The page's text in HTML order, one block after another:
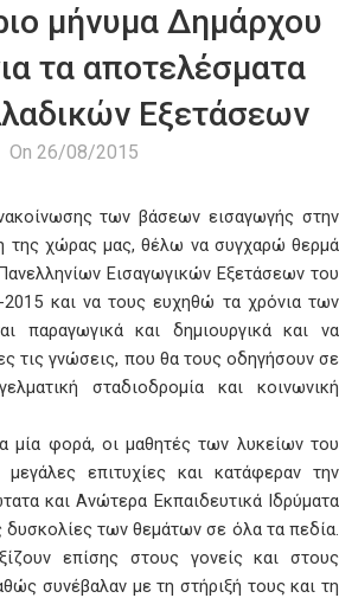
μήνυμα Δημάρχου
τα αποτελέσματα
Εξετάσεων
On 26/08/2015
των βάσεων εισαγωγής στην
της χώρας μας, θέλω να συγχαρώ θερμά
Εισαγωγικών Εξετάσεων του
2015 και να τους ευχηθώ τα χρόνια των
παραγωγικά και δημιουργικά και να
τις γνώσεις, που θα τους οδηγήσουν σε
σταδιοδρομία και κοινωνική
μία φορά, οι μαθητές των λυκείων του
επιτυχίες και κατάφεραν την
και Ανώτερα Εκπαιδευτικά Ιδρύματα
των θεμάτων σε όλα τα πεδία.
επίσης στους γονείς και στους
συνέβαλαν με τη στήριξή τους και τη